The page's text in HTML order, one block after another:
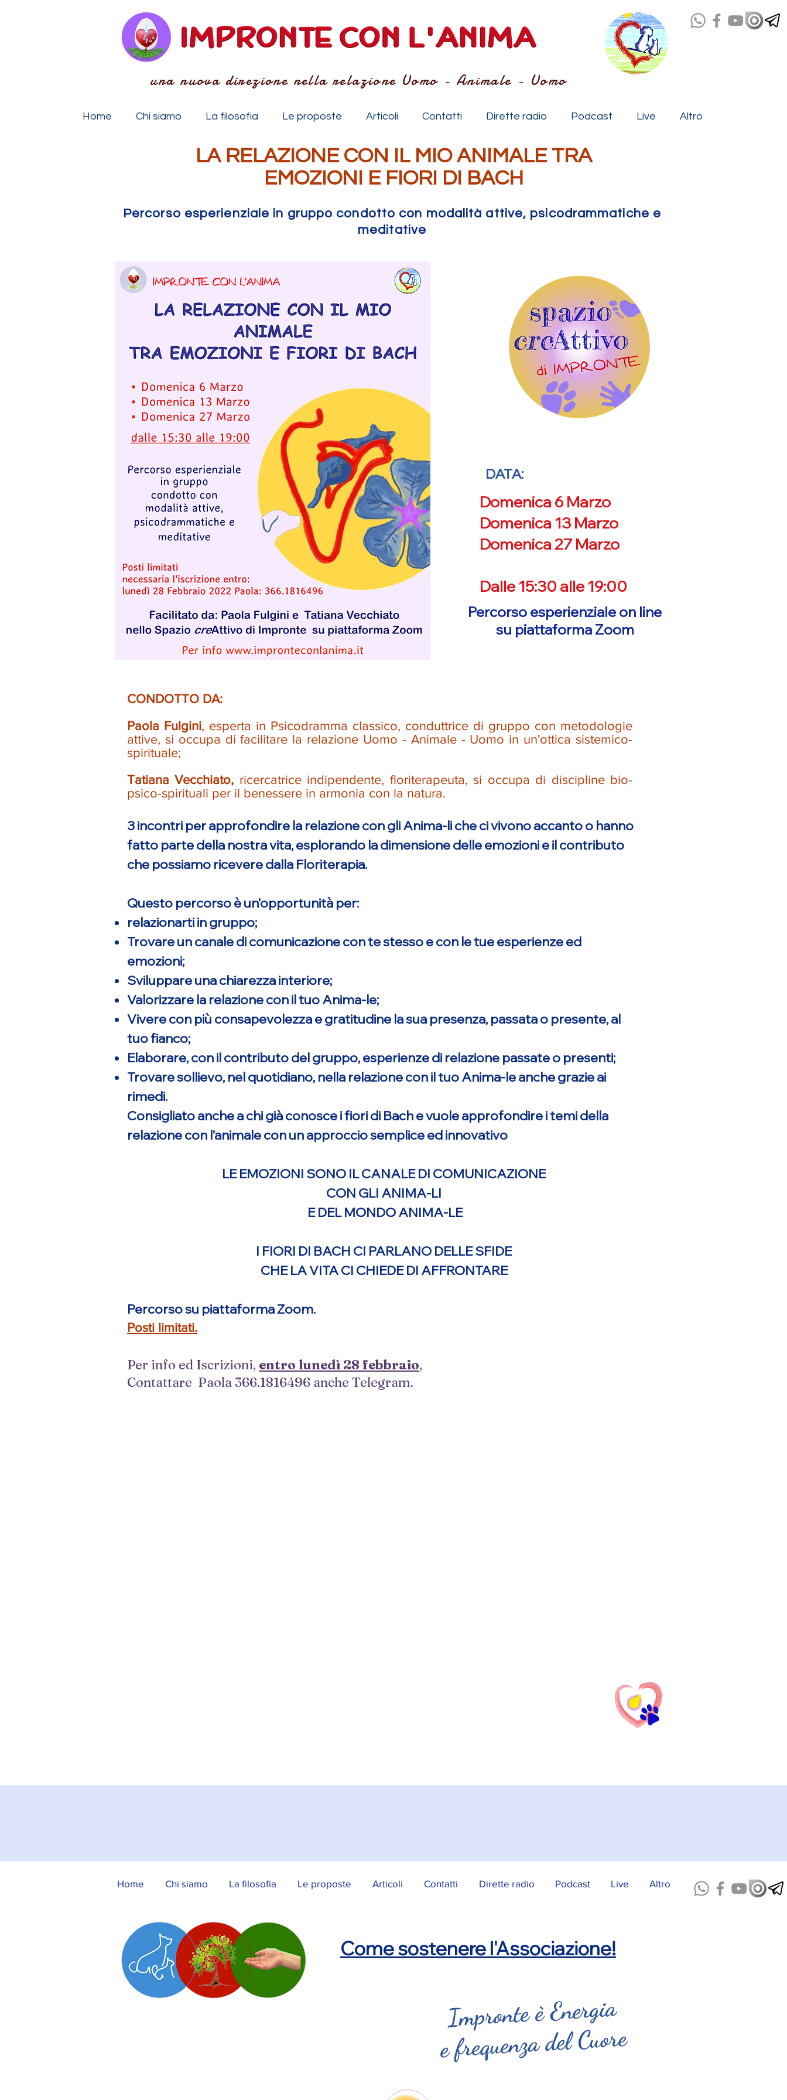
una nuova direzione nella relazione Uomo - Animale - Uomo
Home Chi siamo La filosofia Le proposte Articoli Contatti Dirette radio Podcast Live Altro
LA RELAZIONE CON IL MIO ANIMALE TRA
EMOZIONI E FIORI DI BACH
Percorso esperienziale in gruppo condotto con modalità attive, psicodrammatiche e
meditative
DATA:
Domenica 6 Marzo
Domenica 13 Marzo
Domenica 27 Marzo
Dalle 15:30 alle 19:00
Percorso esperienziale on line
su piattaforma Zoom
CONDOTTO DA:
Paola Fulgini, esperta in Psicodramma classico, conduttrice di gruppo con metodologie
attive, si occupa di facilitare la relazione Uomo - Animale - Uomo in un'ottica sistemico-
spirituale;
Tatiana Vecchiato, ricercatrice indipendente, floriterapeuta, si occupa di discipline bio-
psico-spirituali per il benessere in armonia con la natura.
3 incontri per approfondire la relazione con gli Anima-li che ci vivono accanto o hanno
fatto parte della nostra vita, esplorando la dimensione delle emozioni e il contributo
che possiamo ricevere dalla Floriterapia.
Questo percorso è un’opportunità per:
relazionarti in gruppo;
Trovare un canale di comunicazione con te stesso e con le tue esperienze ed
emozioni;
Sviluppare una chiarezza interiore;
Valorizzare la relazione con il tuo Anima-le;
Vivere con più consapevolezza e gratitudine la sua presenza, passata o presente, al
tuo fianco;
Elaborare, con il contributo del gruppo, esperienze di relazione passate o presenti;
Trovare sollievo, nel quotidiano, nella relazione con il tuo Anima-le anche grazie ai
rimedi.
Consigliato anche a chi già conosce i fiori di Bach e vuole approfondire i temi della
relazione con l’animale con un approccio semplice ed innovativo
LE EMOZIONI SONO IL CANALE DI COMUNICAZIONE
CON GLI ANIMA-LI
E DEL MONDO ANIMA-LE
I FIORI DI BACH CI PARLANO DELLE SFIDE
CHE LA VITA CI CHIEDE DI AFFRONTARE
Percorso su piattaforma Zoom.
Posti limitati.
Per info ed Iscrizioni, entro lunedì 28 febbraio,
Contattare Paola 366.1816496 anche Telegram.
Home Chi siamo La filosofia Le proposte Articoli Contatti Dirette radio Podcast Live Altro
Come sostenere l'Associazione!
Impronte è Energia
e frequenza del Cuore